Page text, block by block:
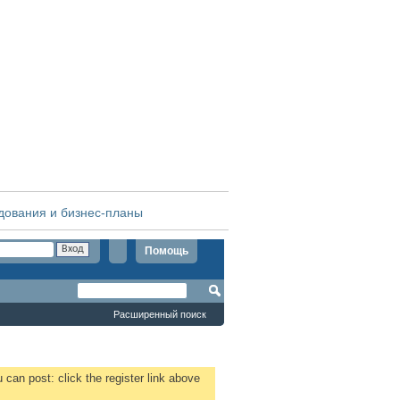
и бизнес-планы
Помощь
Расширенный поиск
can post: click the register link above